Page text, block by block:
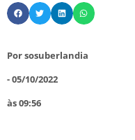
Porsosuberlandia
-05/10/2022
às09:56